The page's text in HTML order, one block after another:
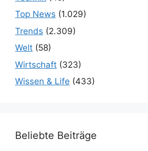
Top News (1.029)
Trends (2.309)
Welt (58)
Wirtschaft (323)
Wissen & Life (433)
Beliebte Beiträge